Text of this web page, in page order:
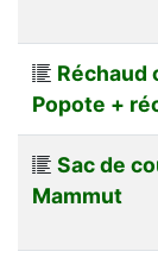
Réchaud
Popote +
Sac de
Mammut